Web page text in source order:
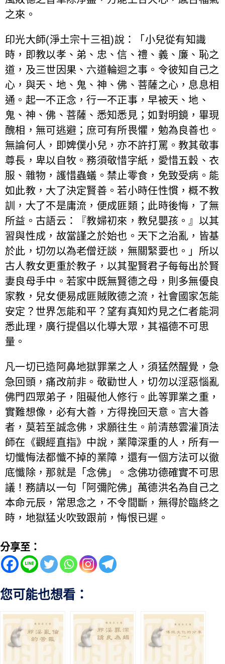
之來。
印光大師(淨土宗十三祖)說：「小兒從有知識
時，即教以孝、弟、忠、信、禮、義、廉、恥之
道，及三世因果、六道輪迴之事。令彼知自己之
心，與天、地、鬼、神、佛、菩薩之心，息息相
通。起一不正念，行一不正事，早被天、地、
鬼、神、佛、菩薩、悉知悉見；如對明鏡，畢現
醜相，無可逃避；庶可有所畏懼，勉為良善也。
無論何人，即婢僕小兒，亦不許打罵。教其敬事
尊長，卑以自牧。務須敬惜字紙，愛惜五穀、衣
服、雜物，護惜蟲蟻。禁止零食，免致受病。能
如此教，大了決定賢善。若小時任性慣，概不教
訓，大了不是庸流，便成匪類；此時後悔，了無
所益。古語云：『教婦初來，教兒嬰孩。』以其
習與性成，故當謹之於始也。天下之治亂，皆基
於此，切勿以為老僧迂談，無關緊要也。」所以
古人教女更重於教子，以其聖賢君子每每出於賢
妻良母手中。若家中既無賢德之母，則多無優良
家教，兒女便易成匪賊敗德之流，社會國家怎能
安定？世界怎能和平？望有真知灼見之仁者能洞
悉此理，廣行提倡以化導大眾，其福德不可思
量。
凡一切已造阿鼻地獄罪業之人，須猛然醒覺，急
急回頭，痛改前非。敬勸世人，切勿以淫惡惱亂
佛門四眾弟子，阻礙他人修行。此等罪業之重，
實難想像，必有大善，方得挽回天意。言大善
者，莫若至誠念佛，求願往生。前清慈雲灌頂法
師在《觀經直指》中說，業障深重的人，所有一
切懺悔法都懺不掉的業障，還有一個方法可以徹
底懺除，那就是「念佛」。念佛功德確實不可思
議！務請以一句「阿彌陀佛」萬德洪名為自己之
本命元辰，常思念之，不令間斷，無得於臨終之
時，地獄猛火吹致跟前，悔恨已遲。
分享至：
您可能也想看：